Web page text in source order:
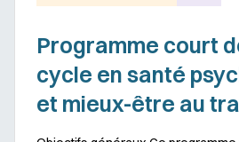
Programme court
cycle en santé
et mieux-être au